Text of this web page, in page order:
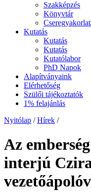
Szakképzés
Könyvtár
Kutatás
Kutatás
Kutatás
Kutatólabor
PhD Napok
Alapítványaink
Elérhetőség
Szülői tájékoztatók
1% felajánlás
Nyitólap / Hírek /
Az
interjú